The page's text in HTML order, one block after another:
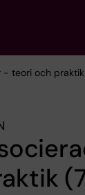
- teori och